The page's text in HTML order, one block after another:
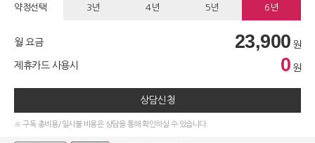
약정선택 3년 4년 5년 6년
월 요금 23,900 원
제휴카드 사용시 0 원
상담신청
※ 구독 총비용/일시불 비용은 상담을 통해 확인하실 수 있습니다.